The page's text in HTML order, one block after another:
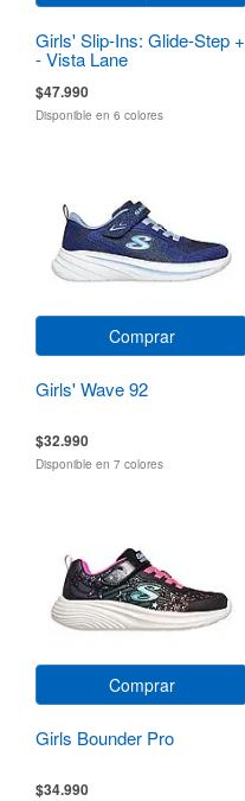
Girls' Slip-Ins: Glide-Step +
- Vista Lane
$47.990
Disponible en 6 colores
Comprar
Girls' Wave 92
$32.990
Disponible en 7 colores
Comprar
Girls Bounder Pro
$34.990